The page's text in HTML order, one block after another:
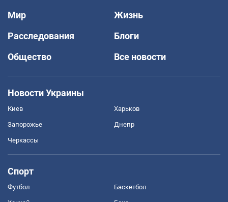
Мир
Жизнь
Расследования
Блоги
Общество
Все новости
Новости Украины
Киев Харьков
Запорожье Днепр
Черкассы
Спорт
Футбол Баскетбол